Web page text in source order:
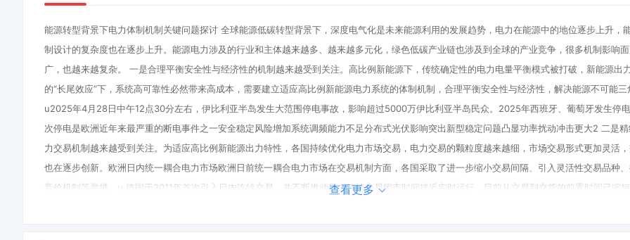
能源转型背景下电力体制机制关键问题探讨 全球能源低碳转型背景下，深度电气化是未来能源利用的发展趋势，电力在能源中的地位逐步上升，
制设计的复杂度也在逐步上升。能源电力涉及的行业和主体越来越多、越来越多元化，绿色低碳产业链也涉及到全球的产业竞争，很多机制影响
广，也越来越复杂。 一是合理平衡安全性与经济性的机制越来越受到关注。高比例新能源下，传统确定性的电力电量平衡模式被打破，新能源出
的“长尾效应”下，系统高可靠性必然带来高成本，需要建立适应高比例新能源电力系统的体制机制，合理平衡安全性与经济性，解决能源不可能三
u2025年4月28日中午12点30分左右，伊比利亚半岛发生大范围停电事故，影响超过5000万伊比利亚半岛民众。2025年西班牙、葡萄牙发生停
次停电是欧洲近年来最严重的断电事件之一安全稳定风险增加系统调频能力不足分布式光伏影响突出新型稳定问题凸显功率扰动冲击更大2 二是
力交易机制越来越受到关注。为适应高比例新能源出力特性，各国持续优化电力市场交易，电力交易的颗粒度越来越细，市场交易形式更加灵活
也在逐步创新。欧洲日内统一耦合电力市场欧洲日前统一耦合电力市场在交易机制方面，各国采取了进一步缩小交易间隔、引入灵活性交易品种
竞价机制等举措。u 德国于2011年首次引入日内连续交易，并不断推动日内连续交易闭市时间接近实时运行，目前从交易到交货的前置时间已缩
查看更多